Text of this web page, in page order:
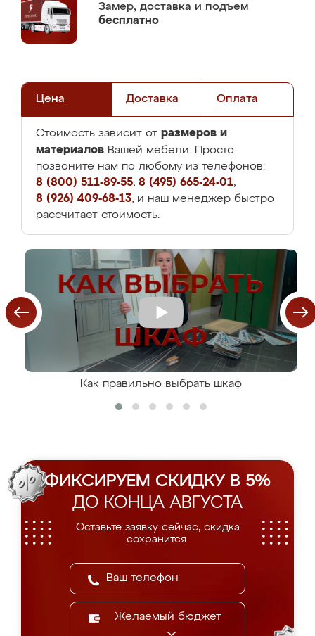
Замер, доставка и подъем
бесплатно
Цена Доставка Оплата
Стоимость зависит от размеров и
материалов Вашей мебели. Просто
позвоните нам по любому из телефонов:
8 (800) 511-89-55, 8 (495) 665-24-01,
8 (926) 409-68-13, и наш менеджер быстро
рассчитает стоимость.
Как правильно выбрать шкаф
ФИКСИРУЕМ СКИДКУ В 5%
ДО КОНЦА АВГУСТА
Оставьте заявку сейчас, скидка
сохранится.
Желаемый бюджет